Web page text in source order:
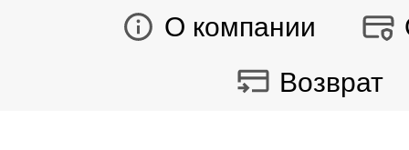
О компании
Возврат